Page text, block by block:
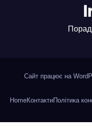
Сайт працює на
HomeКонтактиПолітика